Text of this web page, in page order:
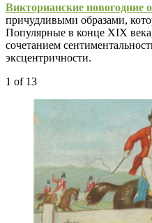
Викторианские новогодние
причудливыми образами,
Популярные в конце XIX
сочетанием
эксцентричности.
1 of 13